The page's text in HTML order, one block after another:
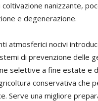
nanizzante,
e degenerazione.
atmosferici nocivi
di prevenzione delle
selettive a fine estate e
conservativa che
Serve una migliore